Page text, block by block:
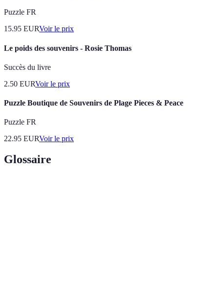
Puzzle FR
15.95 EURVoir le prix
Le poids des souvenirs - Rosie Thomas
Succès du livre
2.50 EURVoir le prix
Puzzle Boutique de Souvenirs de Plage Pieces & Peace
Puzzle FR
22.95 EURVoir le prix
Glossaire